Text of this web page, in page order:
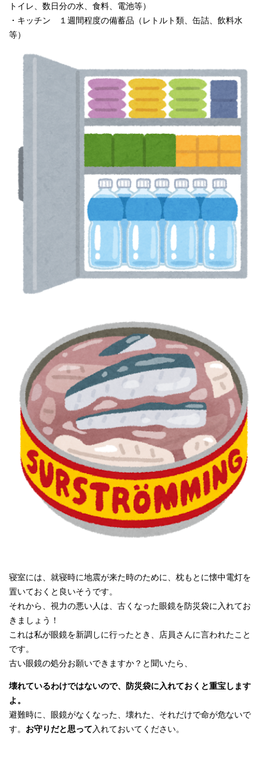
トイレ、数日分の水、食料、電池等）
・キッチン １週間程度の備蓄品（レトルト類、缶詰、飲料水
等）
寝室には、就寝時に地震が来た時のために、枕もとに懐中電灯を
置いておくと良いそうです。
それから、視力の悪い人は、古くなった眼鏡を防災袋に入れてお
きましょう！
これは私が眼鏡を新調しに行ったとき、店員さんに言われたこと
です。
古い眼鏡の処分お願いできますか？と聞いたら、
壊れているわけではないので、防災袋に入れておくと重宝します
よ。
避難時に、眼鏡がなくなった、壊れた、それだけで命が危ないで
す。 お守りだと思って 入れておいてください。